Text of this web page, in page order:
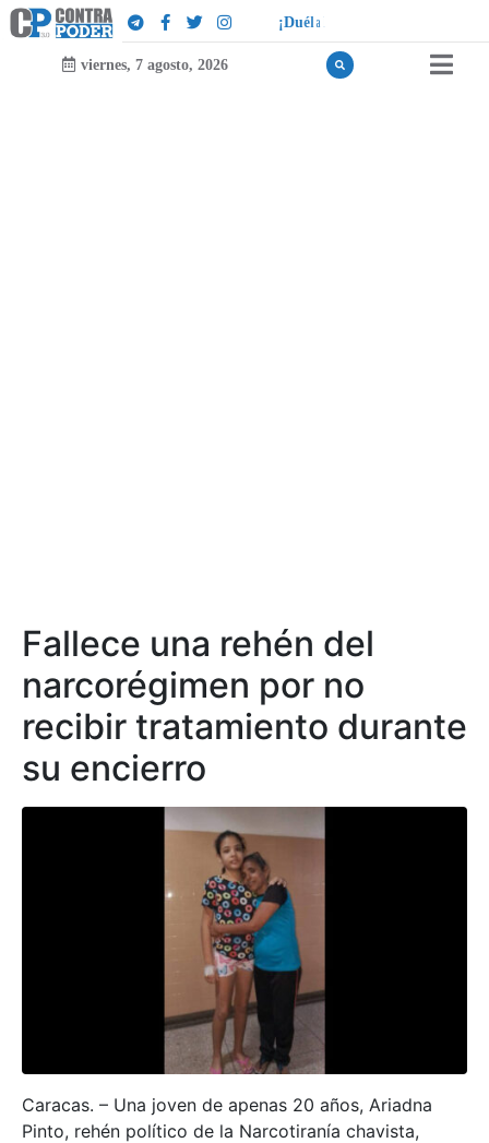
¡Duéla
viernes, 7 agosto, 2026
Fallece una rehén del
narcorégimen por no
recibir tratamiento durante
su encierro
Caracas. – Una joven de apenas 20 años, Ariadna
Pinto, rehén político de la Narcotiranía chavista,